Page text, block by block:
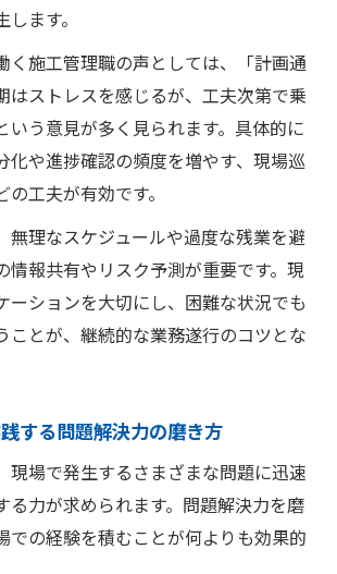
ます。
く施工管理職の声としては、「計画通
はストレスを感じるが、工夫次第で乗
いう意見が多く見られます。具体的に
化や進捗確認の頻度を増やす、現場巡
工夫が有効です。
無理なスケジュールや過度な残業を避
情報共有やリスク予測が重要です。現
ーションを大切にし、困難な状況でも
ことが、継続的な業務遂行のコツとな
する問題解決力の磨き方
現場で発生するさまざまな問題に迅速
る力が求められます。問題解決力を磨
での経験を積むことが何よりも効果的